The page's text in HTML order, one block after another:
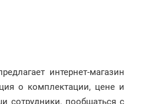
интернет-магазин
о комплектации, цене и
сотрудники, пообщаться с